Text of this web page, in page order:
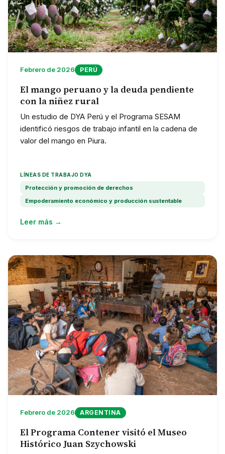
Febrero de 2026 PERÚ
El mango peruano y la deuda pendiente
con la niñez rural
Un estudio de DYA Perú y el Programa SESAM
identificó riesgos de trabajo infantil en la cadena de
valor del mango en Piura.
LÍNEAS DE TRABAJO DYA
Protección y promoción de derechos
Empoderamiento económico y producción sustentable
Leer más →
Febrero de 2026 ARGENTINA
El Programa Contener visitó el Museo
Histórico Juan Szychowski